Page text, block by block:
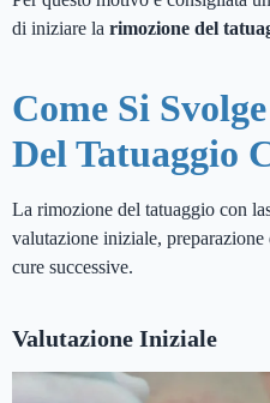
di iniziare la rimozione del
Come Si
Del Tatuaggio
La rimozione del tatuaggio con
valutazione iniziale,
cure successive.
Valutazione Iniziale